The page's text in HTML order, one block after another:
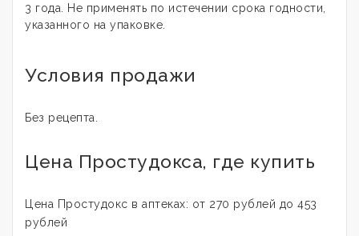
3 года. Не применять по истечении срока годности,
указанного на упаковке.
Условия продажи
Без рецепта.
Цена Простудокса, где купить
Цена Простудокс в аптеках: от 270 рублей до 453
рублей